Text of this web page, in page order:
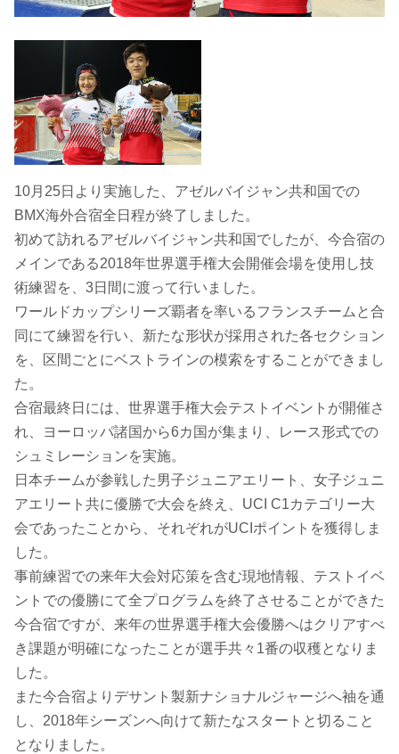
10月25日より実施した、アゼルバイジャン共和国での
BMX海外合宿全日程が終了しました。
初めて訪れるアゼルバイジャン共和国でしたが、今合宿の
メインである2018年世界選手権大会開催会場を使用し技
術練習を、3日間に渡って行いました。
ワールドカップシリーズ覇者を率いるフランスチームと合
同にて練習を行い、新たな形状が採用された各セクション
を、区間ごとにベストラインの模索をすることができまし
た。
合宿最終日には、世界選手権大会テストイベントが開催さ
れ、ヨーロッパ諸国から6カ国が集まり、レース形式での
シュミレーションを実施。
日本チームが参戦した男子ジュニアエリート、女子ジュニ
アエリート共に優勝で大会を終え、UCI C1カテゴリー大
会であったことから、それぞれがUCIポイントを獲得しま
した。
事前練習での来年大会対応策を含む現地情報、テストイベ
ントでの優勝にて全プログラムを終了させることができた
今合宿ですが、来年の世界選手権大会優勝へはクリアすべ
き課題が明確になったことが選手共々1番の収穫となりま
した。
また今合宿よりデサント製新ナショナルジャージへ袖を通
し、2018年シーズンへ向けて新たなスタートと切ること
となりました。